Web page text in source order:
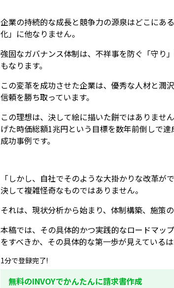
企業の持続的な成長と競争力の源泉はどこにあ
化」に他なりません。
強固なガバナンス体制は、不祥事を防ぐ「守り
もなります。
この変革を成功させた企業は、優秀な人材と潤
信頼を勝ち取っています。
この理想は、決して絵に描いた餅ではありませ
げた時価総額1兆円という目標を数年前倒しで
成功事例です。
「しかし、自社でそのような大掛かりな改革
決して複雑怪奇なものではありません。
それは、現状分析から始まり、体制構築、施策
本稿では、その具体的かつ実践的なロードマッ
をすべきか、その具体的な第一歩が見えているは
1分で登録完了!
無料のINVOYでかんたんに請求書作成